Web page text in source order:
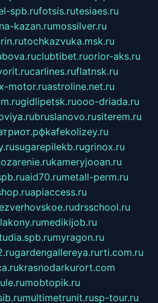
spb.rufotsis.rutesiaes.ru
kazan.rumossilver.ru
tochkazvuka.msk.ru
clubtibet.ruorior-aks.ru
carlines.ruflatnsk.ru
motor.ruastroline.net.ru
gidlipetsk.ruooo-driada.ru
bruslanovo.rusiterem.ru
kafekolizey.ru
sugarepilekb.rugrinox.ru
kameryjooan.ru
aid70.rumetall-perm.ru
apiaccess.ru
drsschool.ru
medikijob.ru
myragon.ru
gardengallereya.rurti.com.ru
krasnodarkurort.com
mobtopik.ru
multimetrunit.rusp-tour.ru